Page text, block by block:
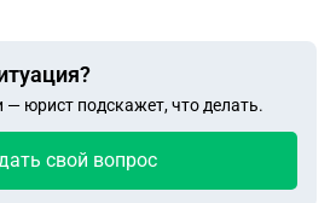
— юрист подскажет, что делать.
свой вопрос